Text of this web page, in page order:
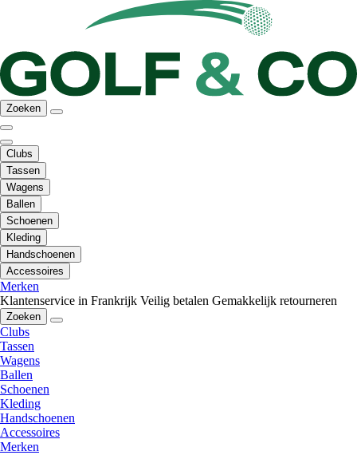
Zoeken
Clubs
Tassen
Wagens
Ballen
Schoenen
Kleding
Handschoenen
Accessoires
Merken
Klantenservice in Frankrijk Veilig betalen Gemakkelijk retourneren
Zoeken
Clubs
Tassen
Wagens
Ballen
Schoenen
Kleding
Handschoenen
Accessoires
Merken